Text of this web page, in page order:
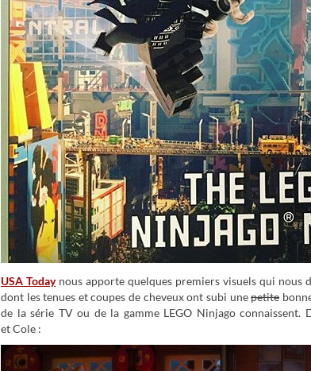
USA Todaynous apporte quelques premiers visuels qui nous
dont les tenues et coupes de cheveux ont subi unepetite
de la série TV ou de la gamme LEGO Ninjago connaissent.
et Cole :